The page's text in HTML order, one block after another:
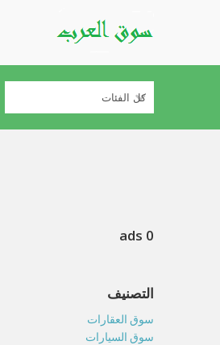
0 ads
التصنيف
سوق العقارات
سوق السيارات